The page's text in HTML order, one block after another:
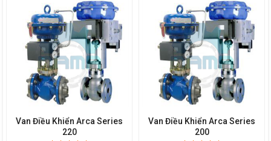
Van Điều Khiển Arca Series
220
Van Điều Khiển Arca Series
200